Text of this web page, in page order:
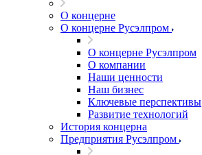
О концерне
О концерне Русэлпром
О концерне Русэлпром
О компании
Наши ценности
Наш бизнес
Ключевые перспективы
Развитие технологий
История концерна
Предприятия Русэлпром